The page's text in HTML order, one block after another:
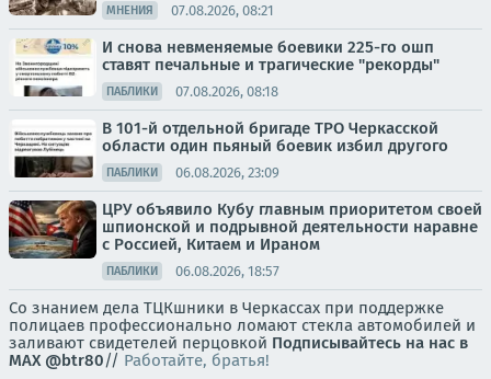
МНЕНИЯ 07.08.2026, 08:21
И снова невменяемые боевики 225-го ошп
ставят печальные и трагические "рекорды"
ПАБЛИКИ 07.08.2026, 08:18
В 101-й отдельной бригаде ТРО Черкасской
области один пьяный боевик избил другого
ПАБЛИКИ 06.08.2026, 23:09
ЦРУ объявило Кубу главным приоритетом своей
шпионской и подрывной деятельности наравне
с Россией, Китаем и Ираном
ПАБЛИКИ 06.08.2026, 18:57
Со знанием дела ТЦКшники в Черкассах при поддержке
полицаев профессионально ломают стекла автомобилей и
заливают свидетелей перцовкой Подписывайтесь на нас в
MAX @btr80// Работайте, братья!